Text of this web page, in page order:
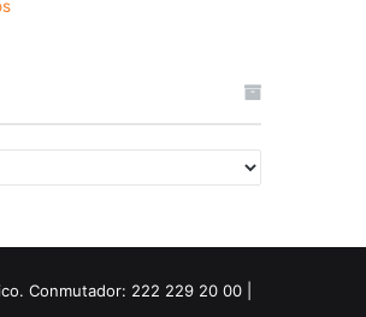
Conmutador: 222 229 20 00 |